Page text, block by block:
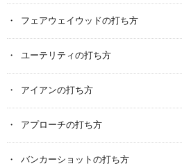
フェアウェイウッドの打ち方
ユーテリティの打ち方
アイアンの打ち方
アプローチの打ち方
バンカーショットの打ち方